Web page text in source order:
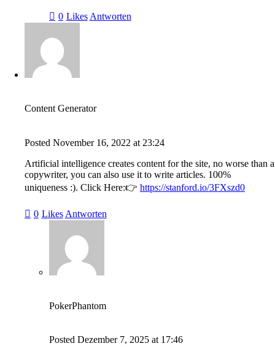
0 Likes Antworten
Content Generator
Posted November 16, 2022 at 23:24
Artificial intelligence creates content for the site, no worse than a
copywriter, you can also use it to write articles. 100%
uniqueness :). Click Here:👉 https://stanford.io/3FXszd0
0 Likes Antworten
PokerPhantom
Posted Dezember 7, 2025 at 17:46